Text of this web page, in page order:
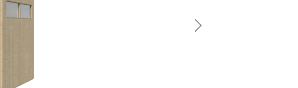
Next